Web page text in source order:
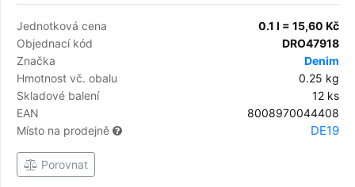
Jednotková cena
0.1 l = 15,60 Kč
Objednací kód
DRO47918
Značka
Denim
Hmotnost vč. obalu
0.25 kg
Skladové balení
12 ks
EAN
8008970044408
Místo na prodejně
DE19
Porovnat